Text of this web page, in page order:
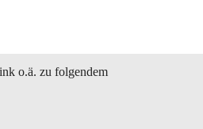
o.ä. zu folgendem